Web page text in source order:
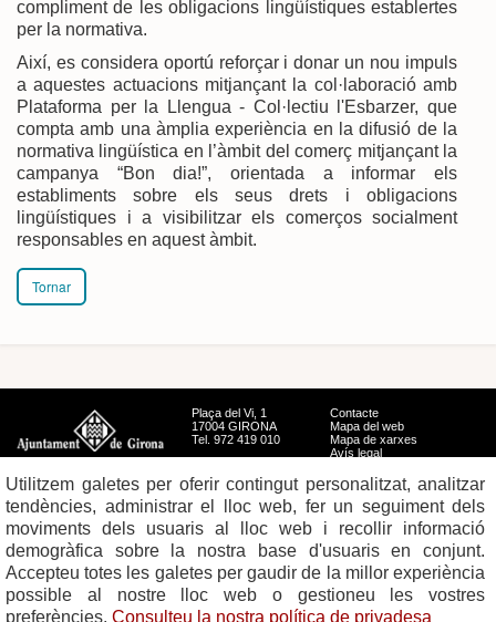
compliment de les obligacions lingüístiques establertes
per la normativa.
Així, es considera oportú reforçar i donar un nou impuls
a aquestes actuacions mitjançant la col·laboració amb
Plataforma per la Llengua - Col·lectiu l'Esbarzer, que
compta amb una àmplia experiència en la difusió de la
normativa lingüística en l’àmbit del comerç mitjançant la
campanya “Bon dia!”, orientada a informar els
establiments sobre els seus drets i obligacions
lingüístiques i a visibilitzar els comerços socialment
responsables en aquest àmbit.
Tornar
Plaça del Vi, 1
17004 GIRONA
Tel. 972 419 010
Contacte
Mapa del web
Mapa de xarxes
Avís legal
Utilitzem galetes per oferir contingut personalitzat, analitzar
tendències, administrar el lloc web, fer un seguiment dels
moviments dels usuaris al lloc web i recollir informació
demogràfica sobre la nostra base d'usuaris en conjunt.
Accepteu totes les galetes per gaudir de la millor experiència
possible al nostre lloc web o gestioneu les vostres
preferències. Consulteu la nostra política de privadesa